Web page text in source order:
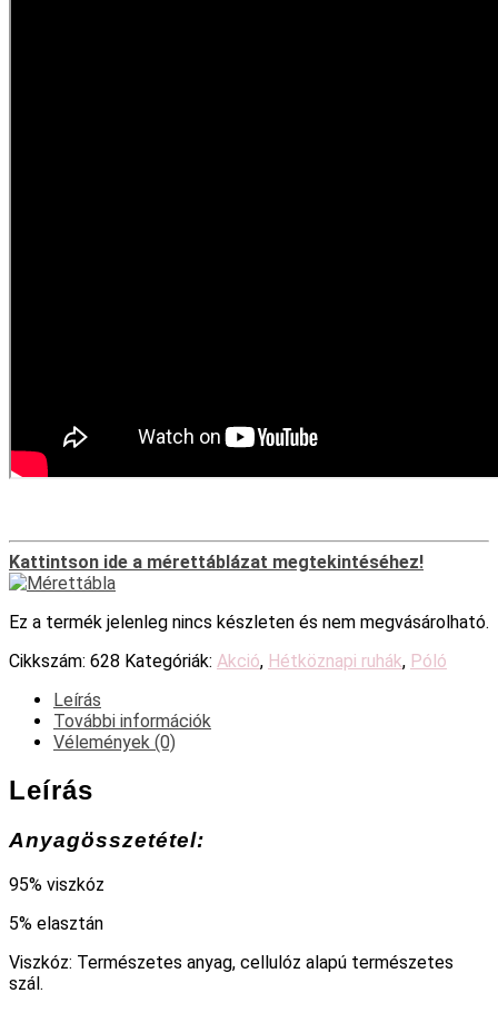
Kattintson ide a mérettáblázat megtekintéséhez!
Ez a termék jelenleg nincs készleten és nem megvásárolható.
Cikkszám: 628 Kategóriák: Akció, Hétköznapi ruhák, Póló
Leírás
További információk
Vélemények (0)
Leírás
Anyagösszetétel:
95% viszkóz
5% elasztán
Viszkóz: Természetes anyag, cellulóz alapú természetes
szál.